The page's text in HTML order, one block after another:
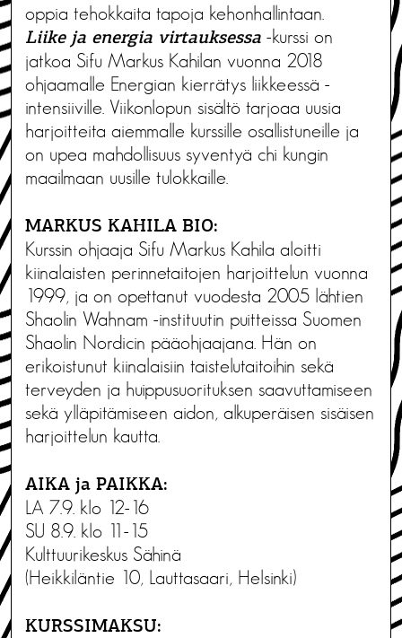
oppia tehokkaita tapoja kehonhallintaan.
Liike ja energia virtauksessa -kurssi on
jatkoa Sifu Markus Kahilan vuonna 2018
ohjaamalle Energian kierrätys liikkeessä -
intensiiville. Viikonlopun sisältö tarjoaa uusia
harjoitteita aiemmalle kurssille osallistuneille ja
on upea mahdollisuus syventyä chi kungin
maailmaan uusille tulokkaille.
MARKUS KAHILA BIO:
Kurssin ohjaaja Sifu Markus Kahila aloitti
kiinalaisten perinnetaitojen harjoittelun vuonna
1999, ja on opettanut vuodesta 2005 lähtien
Shaolin Wahnam -instituutin puitteissa Suomen
Shaolin Nordicin pääohjaajana. Hän on
erikoistunut kiinalaisiin taistelutaitoihin sekä
terveyden ja huippusuorituksen saavuttamiseen
sekä ylläpitämiseen aidon, alkuperäisen sisäisen
harjoittelun kautta.
AIKA ja PAIKKA:
LA 7.9. klo 12-16
SU 8.9. klo 11-15
Kulttuurikeskus Sähinä
(Heikkiläntie 10, Lauttasaari, Helsinki)
KURSSIMAKSU: